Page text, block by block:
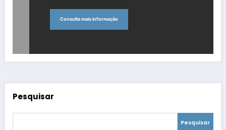
Consulte mais informação
Pesquisar
Pesquisar